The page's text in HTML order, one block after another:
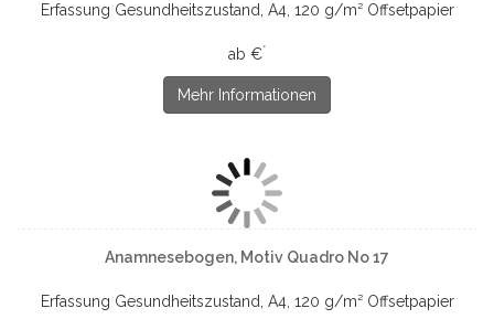
Erfassung Gesundheitszustand, A4, 120 g/m² Offsetpapier
ab €*
Mehr Informationen
Anamnesebogen, Motiv Quadro No 17
Erfassung Gesundheitszustand, A4, 120 g/m² Offsetpapier